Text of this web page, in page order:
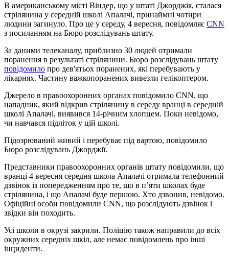
В американському місті Віндер, що у штаті Джорджія, сталася
стрілянина у середній школі Апалачі, принаймні чотири
людини загинуло. Про це у середу, 4 вересня, повідомляє CNN
з посиланням на Бюро розслідувань штату.
За даними телеканалу, приблизно 30 людей отримали
поранення в результаті стрілянини. Бюро розслідувань штату
повідомило про дев'ятьох поранених, які перебувають у
лікарнях. Частину важкопоранених вивезли гелікоптером.
Джерело в правоохоронних органах повідомило CNN, що
нападник, який відкрив стрілянину в середу вранці в середній
школі Апалачі, виявився 14-річним хлопцем. Поки невідомо,
чи навчався підліток у цій школі.
Підозрюваний живий і перебуває під вартою, повідомило
Бюро розслідувань Джорджії.
Представники правоохоронних органів штату повідомили, що
вранці 4 вересня середня школа Апалачі отримала телефонний
дзвінок із попередженням про те, що в п’яти школах буде
стрілянина, і що Апалачі буде першою. Хто дзвонив, невідомо.
Офіційні особи повідомили CNN, що розслідують дзвінок і
звідки він походить.
Усі школи в окрузі закрили. Поліцію також направили ​​до всіх
окружних середніх шкіл, але немає повідомлень про інші
інциденти.